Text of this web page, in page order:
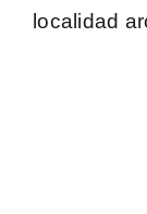
localidad